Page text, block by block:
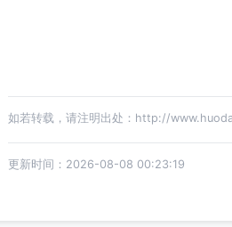
如若转载，请注明出处：http://
更新时间：2026-08-08 00:23:19